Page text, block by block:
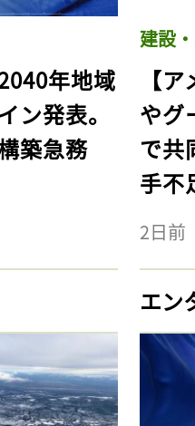
年地域
ン発表。
築急務
建設
【
やグ
で共
手不
2日前
エン